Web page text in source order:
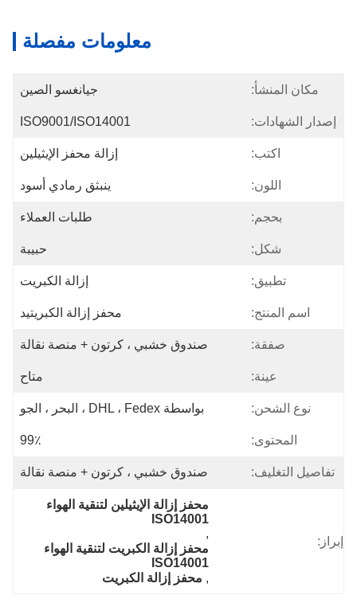
معلومات مفصلة
مكان المنشأ: جيانغسو الصين
إصدار الشهادات: ISO9001/ISO14001
اكتب: إزالة محفز الإيثيلين
اللون: ينبثق رمادي أسود
بحجم: طلبات العملاء
شكل: حبيبة
تطبيق: إزالة الكبريت
اسم المنتج: محفز إزالة الكبريتيد
صفقة: صندوق خشبي ، كرتون + منصة نقالة
عينة: متاح
نوع الشحن: بواسطة DHL ، Fedex ، البحر ، الجو
المحتوى: 99٪
تفاصيل التغليف: صندوق خشبي ، كرتون + منصة نقالة
إبراز:
محفز إزالة الإيثيلين لتنقية الهواء
ISO14001
,
محفز إزالة الكبريت لتنقية الهواء
ISO14001
, محفز إزالة الكبريت